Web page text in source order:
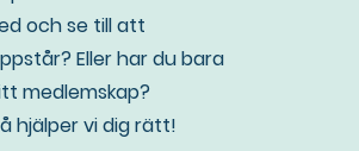
och se till att
Eller har du bara
medlemskap?
hjälper vi dig rätt!